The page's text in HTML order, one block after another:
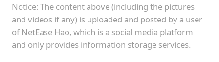
Notice: The content above (including the pictures
and videos if any) is uploaded and posted by a user
of NetEase Hao, which is a social media platform
and only provides information storage services.